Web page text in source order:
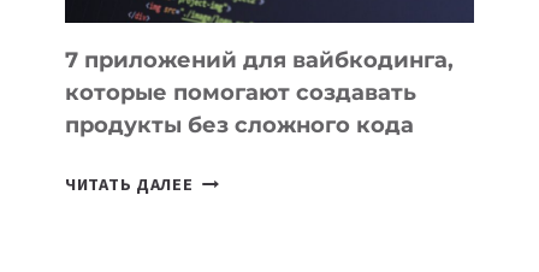
7 приложений для вайбкодинга,
которые помогают создавать
продукты без сложного кода
ЧИТАТЬ ДАЛЕЕ